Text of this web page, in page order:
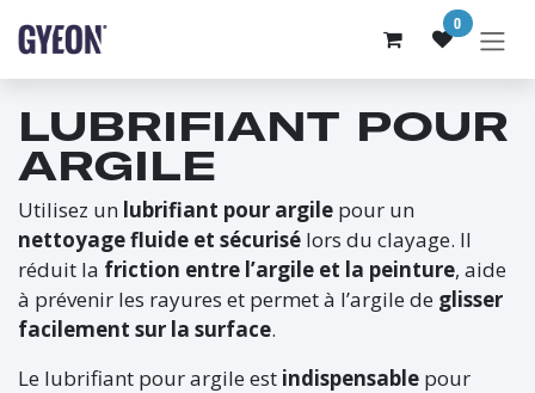
0
LUBRIFIANT POUR
ARGILE
Utilisez un lubrifiant pour argile pour un
nettoyage fluide et sécurisé lors du clayage. Il
réduit la friction entre l’argile et la peinture, aide
à prévenir les rayures et permet à l’argile de glisser
facilement sur la surface.
Le lubrifiant pour argile est indispensable pour